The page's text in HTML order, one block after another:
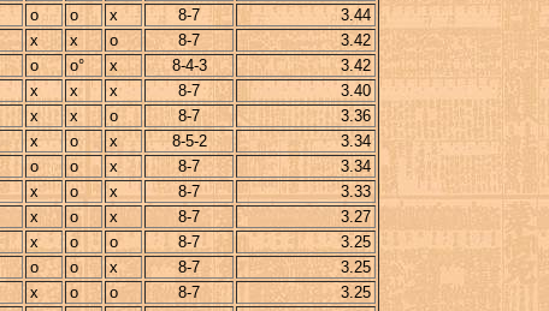
o o x 8-7
3.44
x x o 8-7
3.42
o o° x 8-4-3
3.42
x x x 8-7
3.40
x x o 8-7
3.36
x o x 8-5-2
3.34
o o x 8-7
3.34
x o x 8-7
3.33
x o x 8-7
3.27
x o o 8-7
3.25
o o x 8-7
3.25
x o o 8-7
3.25